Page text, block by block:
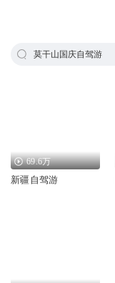
莫干山国庆自驾游
69.6万
新疆自驾游